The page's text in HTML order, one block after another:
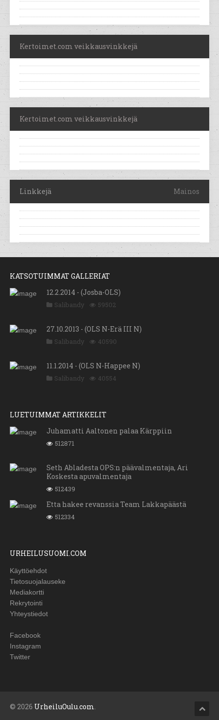
Kertoimet.com veikkausvinkkejä
Kertoimet.com veikkausvinkkejä
Linkkejä Mainos
KATSOTUIMMAT GALLERIAT
12.2.2014 - (Josba-OLS)
Salibandy 59502
27.10.2013 - (OLS N-Erä III N)
Salibandy 40590
11.1.2014 - (OLS N-Happee N)
Salibandy 40554
LUETUIMMAT ARTIKKELIT
Juhamatti Aaltonen palaa Kärppiin
512871
Seth Abladesta OPS:n päävalmentaja, Ari
Koskesta apuvalmentaja
512439
Etta hakee revanssia Team Lakkapäästä
512334
URHEILUSUOMI.COM
Käyttöehdot
Tietosuojalauseke
Mediakortti
Rekrytointi
Yhteystiedot
Facebook
Instagram
Twitter
© 2026 UrheiluOulu.com.